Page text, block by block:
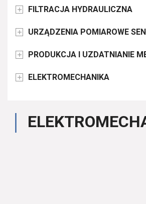
FILTRACJA HYDRAULICZNA

URZĄDZENIA POMIAROWE

PRODUKCJA I UZDATNIANIE

ELEKTROMECHANIKA
